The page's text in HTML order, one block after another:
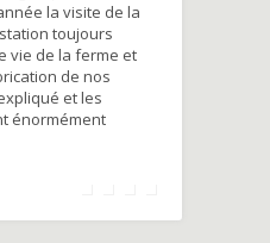
la visite de la
toujours
vie de la ferme et
de nos
et les
énormément